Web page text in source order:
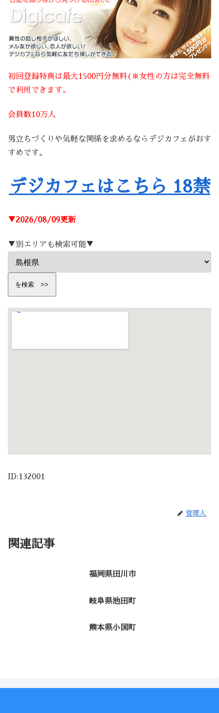
初回登録特典は最大1500円分無料(※女性の方は完全無料
で利用できます。
会員数10万人
男立ちづくりや気軽な関係を求めるならデジカフェがおす
すめです。
デジカフェはこちら 18禁
▼2026/08/09更新
▼別エリアも検索可能▼
ID:132001
管理人
関連記事
福岡県田川市
岐阜県池田町
熊本県小国町